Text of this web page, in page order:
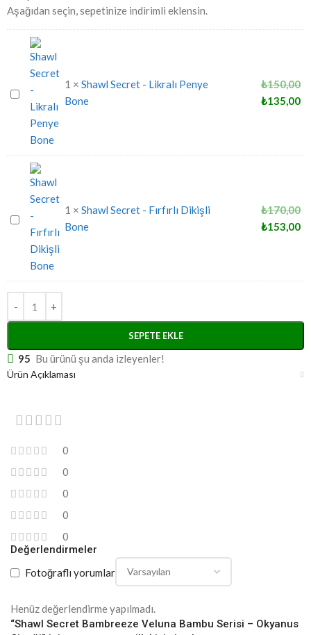
Aşağıdan seçin, sepetinize indirimli eklensin.
Shawl
Secret
Likralı
Penye
Bone
1 × Shawl Secret - Likralı Penye
Bone
₺150,00
₺135,00
Shawl
Secret
Fırfırlı
Dikişli
Bone
1 × Shawl Secret - Fırfırlı Dikişli
Bone
₺170,00
₺153,00
SEPETE EKLE
95 Bu ürünü şu anda izleyenler!
Ürün Açıklaması
0
0
0
0
0
Değerlendirmeler
Fotoğraflı yorumlar
Henüz değerlendirme yapılmadı.
“Shawl Secret Bambreeze Veluna Bambu Serisi – Okyanus